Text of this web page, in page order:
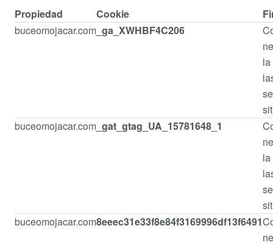
Propiedad Cookie
buceomojacar.com _ga_XWHBF4C206
buceomojacar.com _gat_gtag_UA_15781648_1
buceomojacar.com8eeec31e33f8e84f3169996df13f6491